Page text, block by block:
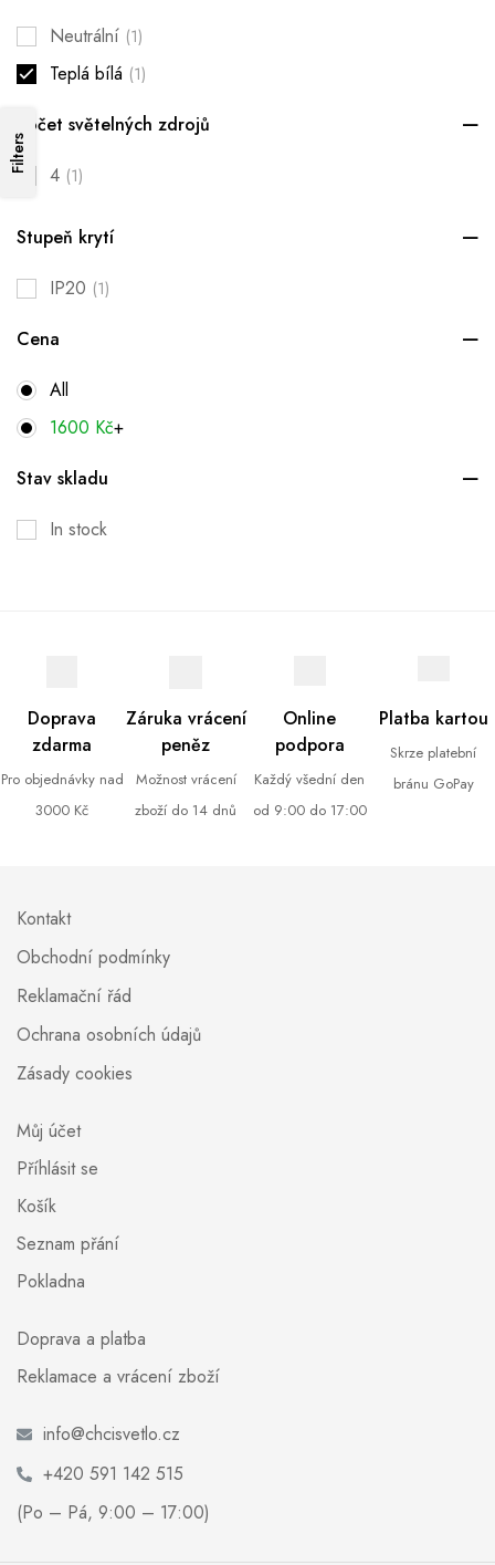
Neutrální (1)
Teplá bílá (1)
Počet světelných zdrojů
4 (1)
Stupeň krytí
IP20 (1)
Cena
All
1600 Kč+
Stav skladu
In stock
Filters
Doprava
zdarma
Pro objednávky nad
3000 Kč
Záruka vrácení
peněz
Možnost vrácení
zboží do 14 dnů
Online
podpora
Každý všední den
od 9:00 do 17:00
Platba kartou
Skrze platební
bránu GoPay
Kontakt
Obchodní podmínky
Reklamační řád
Ochrana osobních údajů
Zásady cookies
Můj účet
Příhlásit se
Košík
Seznam přání
Pokladna
Doprava a platba
Reklamace a vrácení zboží
info@chcisvetlo.cz
+420 591 142 515
(Po – Pá, 9:00 – 17:00)